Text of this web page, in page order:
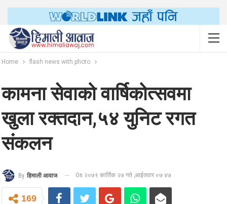
Home flash news with photo
कामना सेवाको वार्षिकोत्सवमा
खुला रक्तदान,५४ युनिट रगत
संकलन
By हिमाली आवाज On २०७९ कार्तिक २७ गते ,आईतवार ०७:४७
169